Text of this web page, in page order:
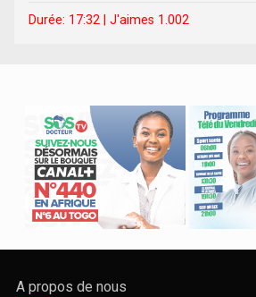
Durée: 17:32 | J'aimes 1.002
A propos de nous